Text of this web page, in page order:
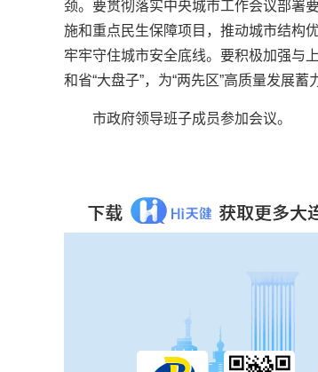
颈。要贯彻落实中央城市工作会议部署
施和重点民生保障项目，推动城市结构
牢牢守住城市安全底线。要积极加强与
和省“大盘子”，为“两先区”高质量发展蓄
市政府领导班子成员参加会议。